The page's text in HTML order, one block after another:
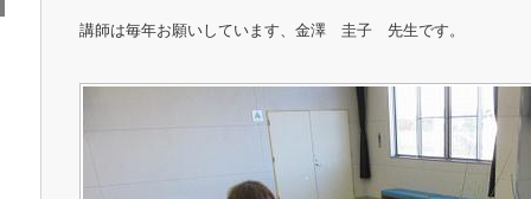
講師は毎年お願いしています、金澤 圭子 先生です。